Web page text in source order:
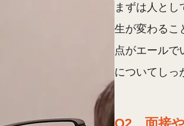
まずは人と
生が変わるこ
点がエールで
についてしっ